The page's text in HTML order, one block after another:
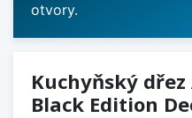
otvory.
Kuchyňský
Black Edition